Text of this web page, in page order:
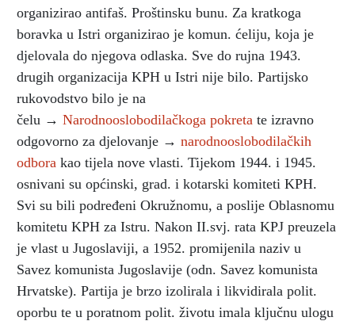
organizirao antifaš. Proštinsku bunu. Za kratkoga
boravka u Istri organizirao je komun. ćeliju, koja je
djelovala do njegova odlaska. Sve do rujna 1943.
drugih organizacija KPH u Istri nije bilo. Partijsko
rukovodstvo bilo je na
čelu → Narodnooslobodilačkoga pokreta te izravno
odgovorno za djelovanje → narodnooslobodilačkih
odbora kao tijela nove vlasti. Tijekom 1944. i 1945.
osnivani su općinski, grad. i kotarski komiteti KPH.
Svi su bili podređeni Okružnomu, a poslije Oblasnomu
komitetu KPH za Istru. Nakon II.svj. rata KPJ preuzela
je vlast u Jugoslaviji, a 1952. promijenila naziv u
Savez komunista Jugoslavije (odn. Savez komunista
Hrvatske). Partija je brzo izolirala i likvidirala polit.
oporbu te u poratnom polit. životu imala ključnu ulogu